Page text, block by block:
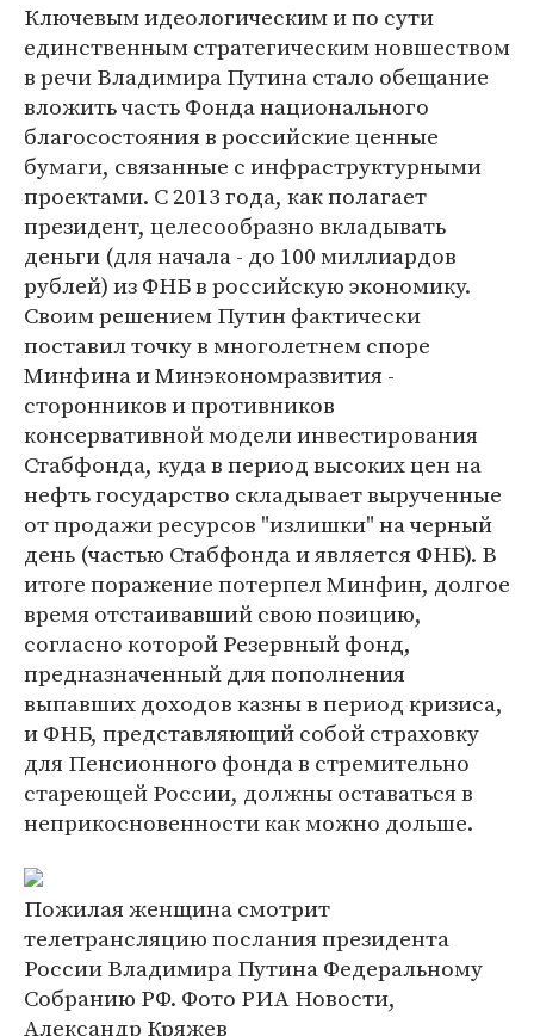
Ключевым идеологическим и по сути
единственным стратегическим новшеством
в речи Владимира Путина стало обещание
вложить часть Фонда национального
благосостояния в российские ценные
бумаги, связанные с инфраструктурными
проектами. С 2013 года, как полагает
президент, целесообразно вкладывать
деньги (для начала - до 100 миллиардов
рублей) из ФНБ в российскую экономику.
Своим решением Путин фактически
поставил точку в многолетнем споре
Минфина и Минэкономразвития -
сторонников и противников
консервативной модели инвестирования
Стабфонда, куда в период высоких цен на
нефть государство складывает вырученные
от продажи ресурсов "излишки" на черный
день (частью Стабфонда и является ФНБ). В
итоге поражение потерпел Минфин, долгое
время отстаивавший свою позицию,
согласно которой Резервный фонд,
предназначенный для пополнения
выпавших доходов казны в период кризиса,
и ФНБ, представляющий собой страховку
для Пенсионного фонда в стремительно
стареющей России, должны оставаться в
неприкосновенности как можно дольше.
Пожилая женщина смотрит
телетрансляцию послания президента
России Владимира Путина Федеральному
Собранию РФ. Фото РИА Новости,
Александр Кряжев